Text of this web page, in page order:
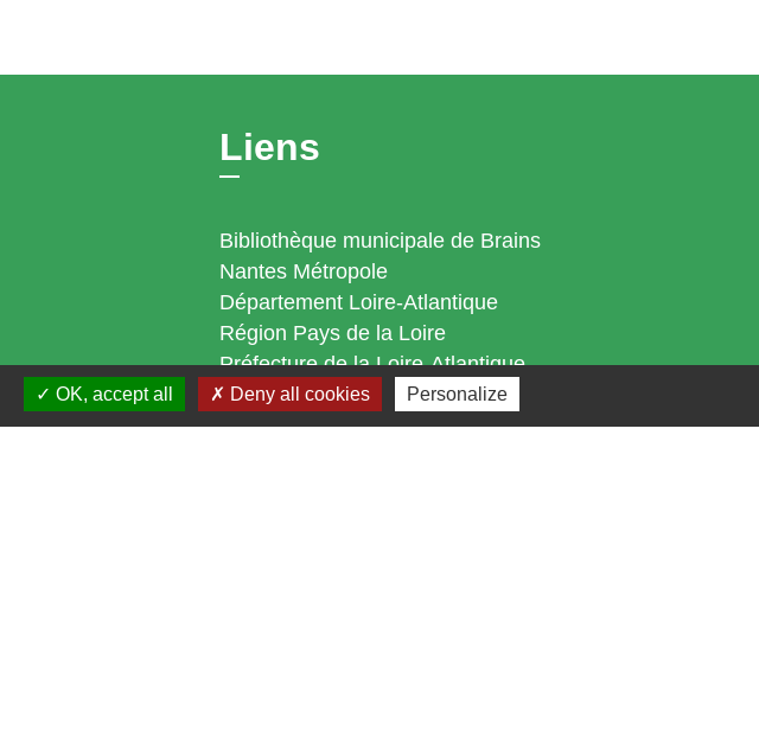
Liens
Bibliothèque municipale de Brains
Nantes Métropole
Département Loire-Atlantique
Région Pays de la Loire
Préfecture de la Loire-Atlantique
OK, accept all Deny all cookies Personalize